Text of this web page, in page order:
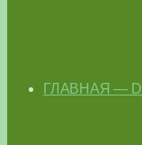
ГЛАВНАЯ —